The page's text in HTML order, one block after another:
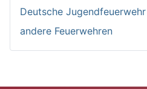
Deutsche Jugendfeuerwehr
andere Feuerwehren